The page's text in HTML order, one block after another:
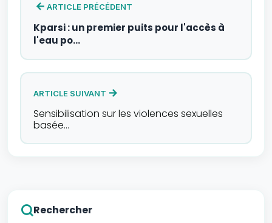
ARTICLE PRÉCÉDENT
Kparsi : un premier puits pour l'accès à
l'eau po…
ARTICLE SUIVANT
Sensibilisation sur les violences sexuelles
basée…
Rechercher